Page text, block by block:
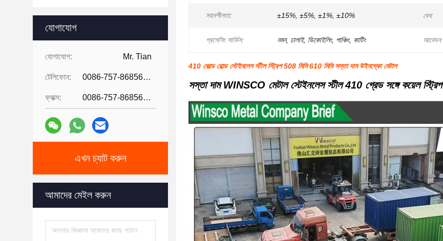
যোগাযোগ
যোগাযোগ: Mr. Tian
টেলিফোন: 0086-757-86856916
ফ্যাক্স: 0086-757-86856916
এখন চ্যাট করুন
আমাদের মেইল করুন
সহনশীলতা: ±15%, ±5%, ±1%, ±10% বেধ:
প্রসেসিং সার্ভিস: নমন, ঢালাই, ডিকোইলিং, পাঞ্চিং, কাটিং আবেদন:
410 কোল্ড রোল্ড স্টেইনলেস স্টীল স্ট্রিপ 508 মিমি 610 মিমি সস্তা দাম উইনস্কো মেটাল
সস্তা দাম WINSCO মেটাল স্টেইনলেস স্টীল 410 গ্রেড সঙ্গে কয়েল স্ট্রিপ